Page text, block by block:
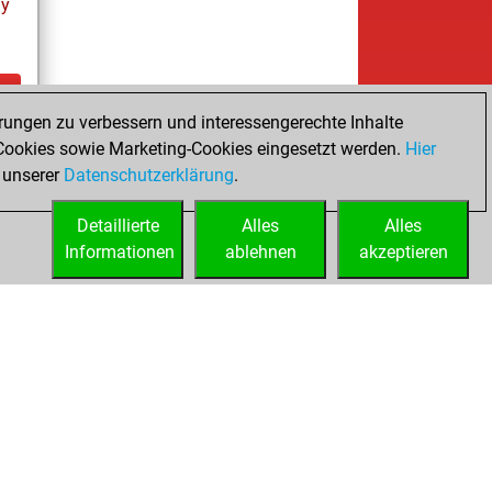
zu verbessern und interessengerechte Inhalte
sowie Marketing-Cookies eingesetzt werden. Hier
Datenschutzerklärung.
Alles
akzeptieren
Alles
ablehnen
Detaillierte
Informationen